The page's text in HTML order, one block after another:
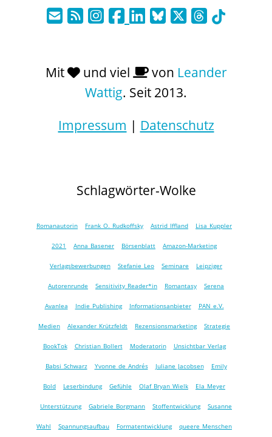
Mit und viel von Leander
Wattig. Seit 2013.
Impressum | Datenschutz
Schlagwörter-Wolke
Romanautorin Frank O. Rudkoffsky Astrid Iffland Lisa Kuppler
2021 Anna Basener Börsenblatt Amazon-Marketing
Verlagsbewerbungen Stefanie Leo Seminare Leipziger
Autorenrunde Sensitivity Reader*in Romantasy Serena
Avanlea Indie Publishing Informationsanbieter PAN e.V.
Medien Alexander Krützfeldt Rezensionsmarketing Strategie
BookTok Christian Bollert Moderatorin Unsichtbar Verlag
Babsi Schwarz Yvonne de Andrés Juliane Jacobsen Emily
Bold Leserbindung Gefühle Olaf Bryan Wielk Ela Meyer
Unterstützung Gabriele Borgmann Stoffentwicklung Susanne
Wahl Spannungsaufbau Formatentwicklung queere Menschen